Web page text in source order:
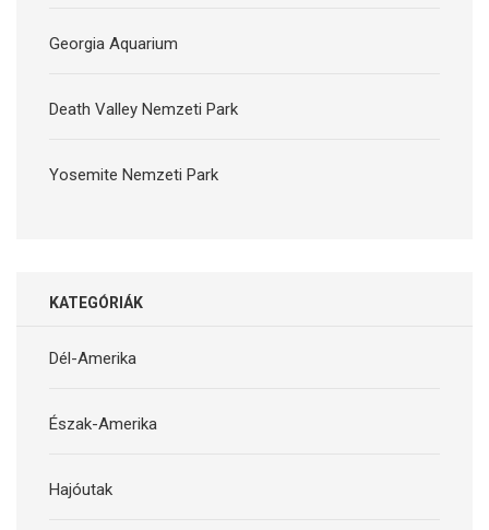
Georgia Aquarium
Death Valley Nemzeti Park
Yosemite Nemzeti Park
KATEGÓRIÁK
Dél-Amerika
Észak-Amerika
Hajóutak